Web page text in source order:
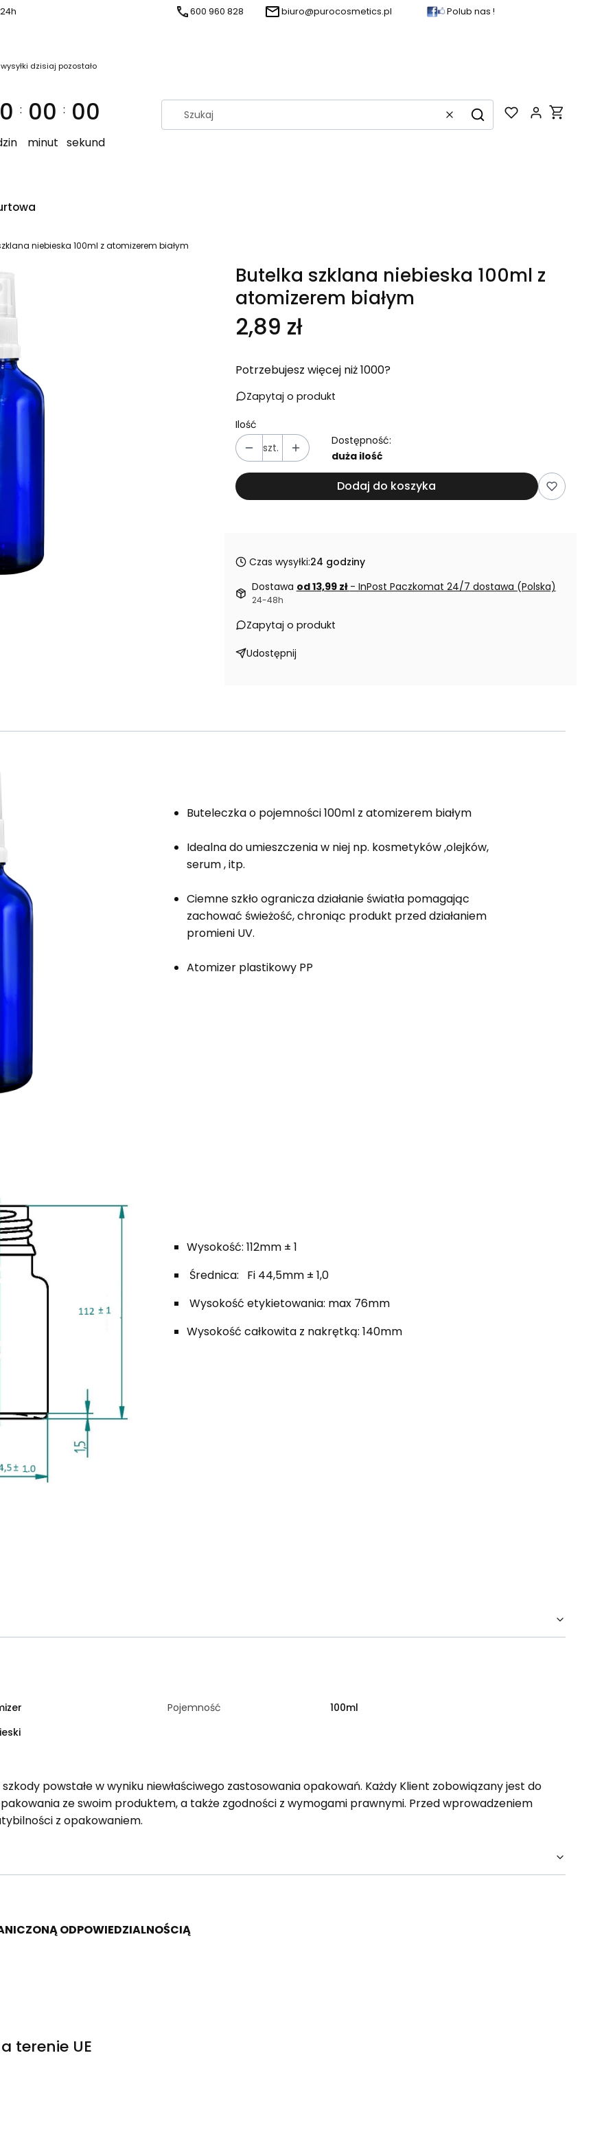
600 960 828 biuro@purocosmetics.pl Polub nas !
dzisiaj pozostało
: 00
minut
: 00
sekund
WyczyśćSzukaj
Produkty w
niebieska 100ml z atomizerem białym
Butelka szklana niebieska 100ml z
atomizerem białym
Cena
2,89 zł
Potrzebujesz więcej niż 1000?
Zapytaj o produkt
Ilość
szt.
Dostępność:
duża ilość
Dodaj do koszyka
Czas wysyłki:24 godziny
Dostawa od 13,99 zł - InPost Paczkomat 24/7 dostawa (Polska)
24-48h
Zapytaj o produkt
Udostępnij
Buteleczka o pojemności 100ml z atomizerem białym
Idealna do umieszczenia w niej np. kosmetyków ,olejków,
serum , itp.
Ciemne szkło ogranicza działanie światła pomagając
zachować świeżość, chroniąc produkt przed działaniem
promieni UV.
Atomizer plastikowy PP
Wysokość: 112mm ± 1
Średnica: Fi 44,5mm ± 1,0
Wysokość etykietowania: max 76mm
Wysokość całkowita z nakrętką: 140mm
Pojemność
100ml
powstałe w wyniku niewłaściwego zastosowania opakowań. Każdy Klient zobowiązany jest do
ze swoim produktem, a także zgodności z wymogami prawnymi. Przed wprowadzeniem
z opakowaniem.
ODPOWIEDZIALNOŚCIĄ
terenie UE